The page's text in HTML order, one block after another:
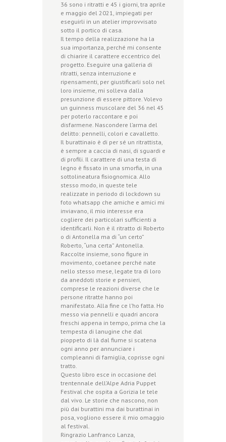
36 sono i ritratti e 45 i giorni, tra aprile
e maggio del 2021, impiegati per
eseguirli in un atelier improvvisato
sotto il portico di casa.
Il tempo della realizzazione ha la
sua importanza, perché mi consente
di chiarire il carattere eccentrico del
progetto. Eseguire una galleria di
ritratti, senza interruzione e
ripensamenti, per giustificarli solo nel
loro insieme, mi solleva dalla
presunzione di essere pittore. Volevo
un guinness muscolare del 36 nel 45
per poterlo raccontare e poi
disfarmene. Nascondere l’arma del
delitto: pennelli, colori e cavalletto.
Il burattinaio è di per sé un ritrattista,
è sempre a caccia di nasi, di sguardi e
di profili. Il carattere di una testa di
legno è fissato in una smorfia, in una
sottolineatura fisiognomica. Allo
stesso modo, in queste tele
realizzate in periodo di lockdown su
foto whatsapp che amiche e amici mi
inviavano, il mio interesse era
cogliere dei particolari sufficienti a
identificarli. Non è il ritratto di Roberto
o di Antonella ma di “un certo”
Roberto, “una certa” Antonella.
Raccolte insieme, sono figure in
movimento, coetanee perché nate
nello stesso mese, legate tra di loro
da aneddoti storie e pensieri,
comprese le reazioni diverse che le
persone ritratte hanno poi
manifestato. Alla fine ce l’ho fatta. Ho
messo via pennelli e quadri ancora
freschi appena in tempo, prima che la
tempesta di lanugine che dal
pioppeto di là dal fiume si scatena
ogni anno per annunciare i
compleanni di famiglia, coprisse ogni
tratto.
Questo libro esce in occasione del
trentennale dell’Alpe Adria Puppet
Festival che ospita a Gorizia le tele
dal vivo. Le storie che nascono, non
più dai burattini ma dai burattinai in
posa, vogliono essere il mio omaggio
al festival.
Ringrazio Lanfranco Lanza,